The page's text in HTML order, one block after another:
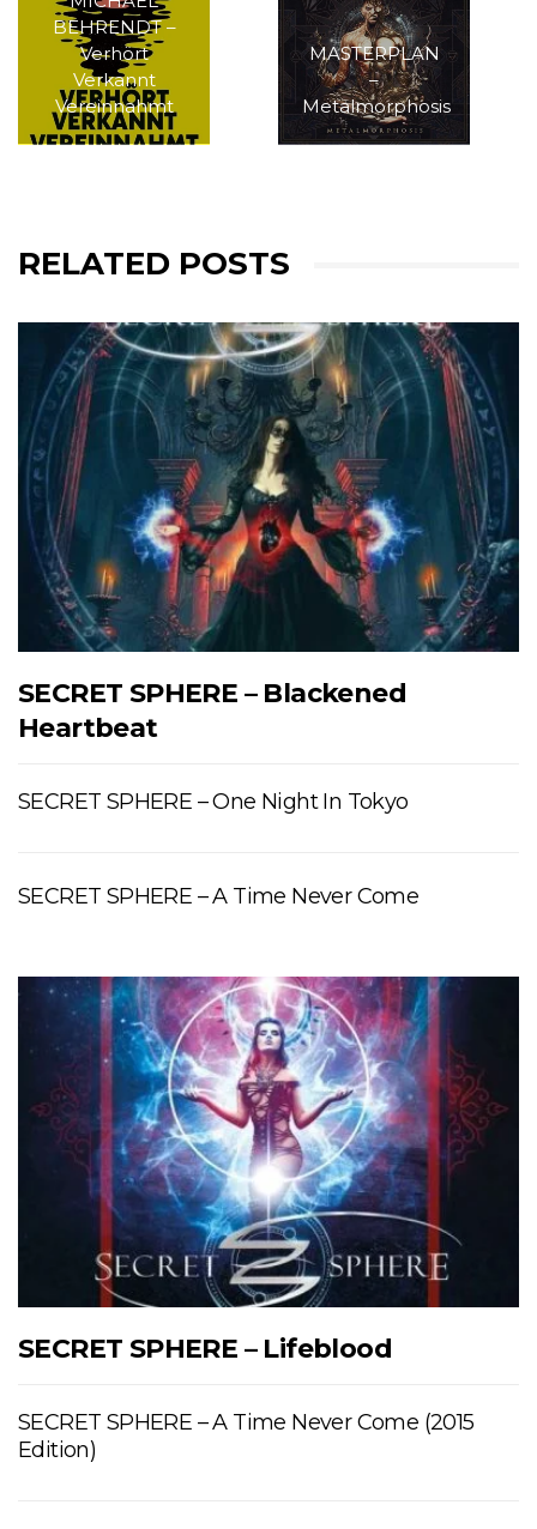
BEHRENDT –
Verhört
Verkannt
Vereinnahmt
MASTERPLAN
–
Metalmorphosis
RELATED POSTS
SECRET SPHERE – Blackened
Heartbeat
SECRET SPHERE – One Night In Tokyo
SECRET SPHERE – A Time Never Come
SECRET SPHERE – Lifeblood
SECRET SPHERE – A Time Never Come (2015
Edition)